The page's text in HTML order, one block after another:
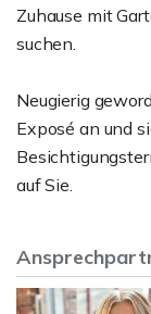
Zuhause mit
suchen.
Neugierig
Exposé an und
auf Sie.